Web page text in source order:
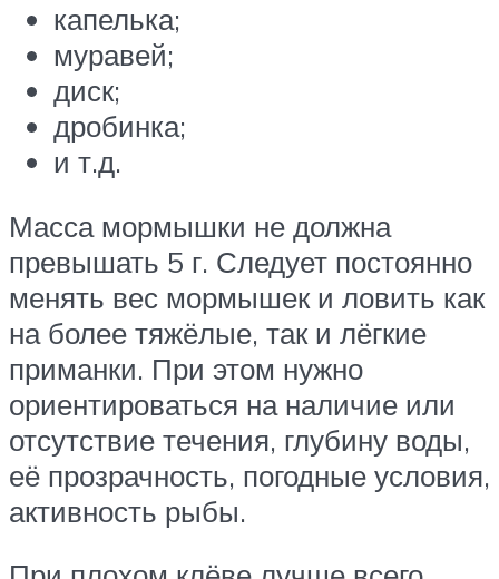
капелька;
муравей;
диск;
дробинка;
и т.д.
Масса мормышки не должна
превышать 5 г. Следует постоянно
менять вес мормышек и ловить как
на более тяжёлые, так и лёгкие
приманки. При этом нужно
ориентироваться на наличие или
отсутствие течения, глубину воды,
её прозрачность, погодные условия,
активность рыбы.